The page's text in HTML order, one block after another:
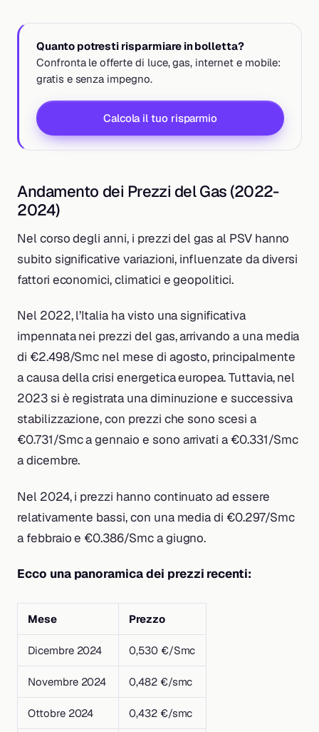
Quanto potresti risparmiare in bolletta?
Confronta le offerte di luce, gas, internet e mobile:
gratis e senza impegno.
Calcola il tuo risparmio
Andamento dei Prezzi del Gas (2022-
2024)
Nel corso degli anni, i prezzi del gas al PSV hanno
subito significative variazioni, influenzate da diversi
fattori economici, climatici e geopolitici.
Nel 2022, l’Italia ha visto una significativa
impennata nei prezzi del gas, arrivando a una media
di €2.498/Smc nel mese di agosto, principalmente
a causa della crisi energetica europea. Tuttavia, nel
2023 si è registrata una diminuzione e successiva
stabilizzazione, con prezzi che sono scesi a
€0.731/Smc a gennaio e sono arrivati a €0.331/Smc
a dicembre.
Nel 2024, i prezzi hanno continuato ad essere
relativamente bassi, con una media di €0.297/Smc
a febbraio e €0.386/Smc a giugno.
Ecco una panoramica dei prezzi recenti:
Mese Prezzo
Dicembre 2024 0,530 €/Smc
Novembre 2024 0,482 €/smc
Ottobre 2024 0,432 €/smc